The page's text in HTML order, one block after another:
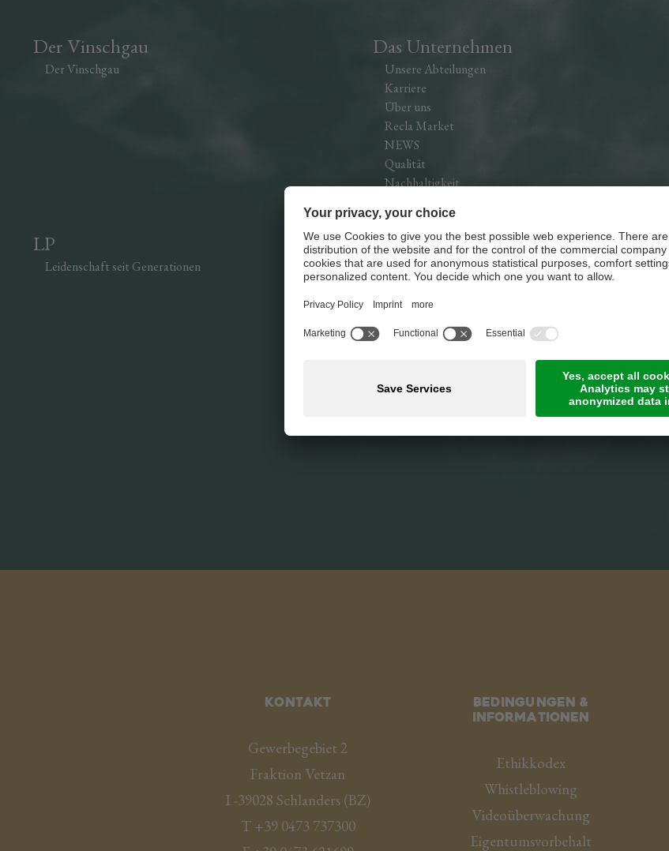
Der Vinschgau
Der Vinschgau
Das Unternehmen
Unsere Abteilungen
Karriere
Über uns
Recla Market
NEWS
Qualität
Nachhaltigkeit
LP
Leidenschaft seit Generationen
Socials
Facebook
Instagram
Linkedin
Kontakt
Gewerbegebiet 2
Fraktion Vetzan
I -39028 Schlanders (BZ)
T +39 0473 737300
Bedingungen &
Informationen
Ethikkodex
Whistleblowing
Videoüberwachung
Eigentumsvorbehalt